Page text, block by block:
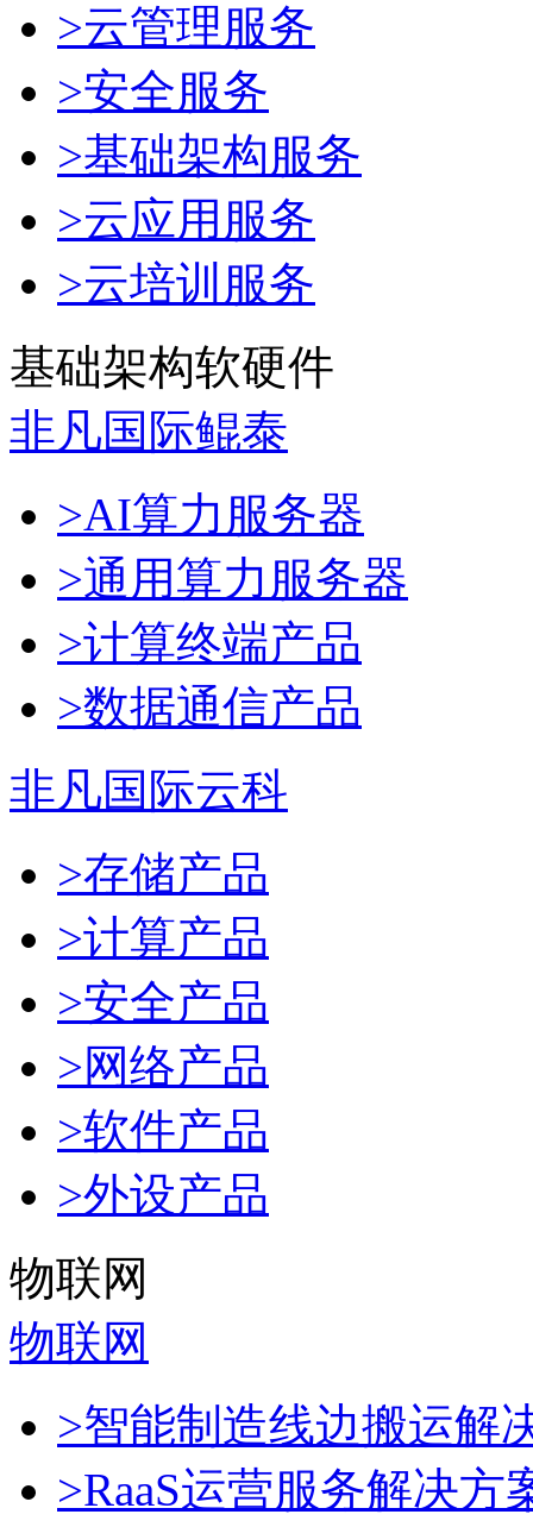
>云管理服务
>安全服务
>基础架构服务
>云应用服务
>云培训服务
基础架构软硬件
非凡国际鲲泰
>AI算力服务器
>通用算力服务器
>计算终端产品
>数据通信产品
非凡国际云科
>存储产品
>计算产品
>安全产品
>网络产品
>软件产品
>外设产品
物联网
物联网
>智能制造线边搬运解
>RaaS运营服务解决方